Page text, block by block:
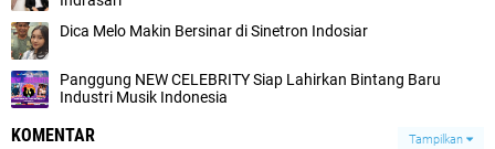
Dica Melo Makin Bersinar di Sinetron Indosiar
Panggung NEW CELEBRITY Siap Lahirkan Bintang Baru
Industri Musik Indonesia
KOMENTAR Tampilkan